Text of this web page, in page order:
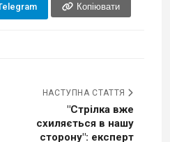
Копіювати
НАСТУПНА СТАТТЯ
"Стрілка вже
схиляється в нашу
сторону": експерт